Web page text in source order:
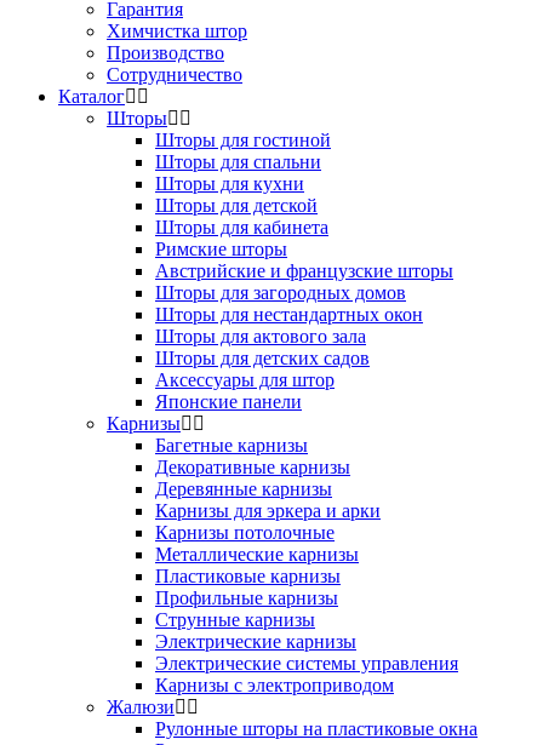
Гарантия
Химчистка штор
Производство
Сотрудничество
Каталог
Шторы
Шторы для гостиной
Шторы для спальни
Шторы для кухни
Шторы для детской
Шторы для кабинета
Римские шторы
Австрийские и французские шторы
Шторы для загородных домов
Шторы для нестандартных окон
Шторы для актового зала
Шторы для детских садов
Аксессуары для штор
Японские панели
Карнизы
Багетные карнизы
Декоративные карнизы
Деревянные карнизы
Карнизы для эркера и арки
Карнизы потолочные
Металлические карнизы
Пластиковые карнизы
Профильные карнизы
Струнные карнизы
Электрические карнизы
Электрические системы управления
Карнизы с электроприводом
Жалюзи
Рулонные шторы на пластиковые окна